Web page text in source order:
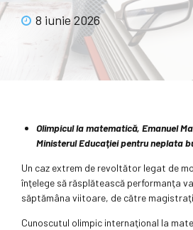
8 iunie 2026
Olimpicul la matematică, Emanuel
Ministerul Educaţiei pentru neplata
Un caz extrem de revoltător legat de
înţelege să răsplătească performanţa
săptămâna viitoare, de către
Cunoscutul olimpic internaţional la